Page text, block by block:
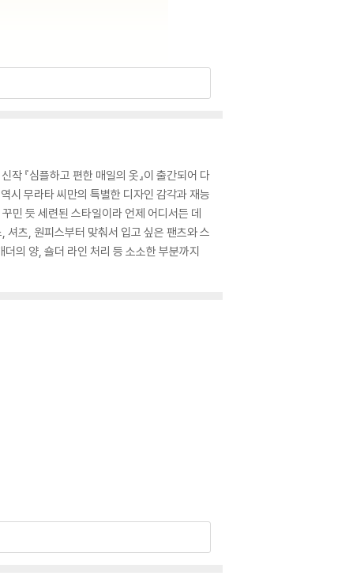
『심플하고 편한 매일의 옷』이 출간되어 다
시 무라타 씨만의 특별한 디자인 감각과 재능
민 듯 세련된 스타일이라 언제 어디서든 데
츠, 원피스부터 맞춰서 입고 싶은 팬츠와 스
의 양, 숄더 라인 처리 등 소소한 부분까지